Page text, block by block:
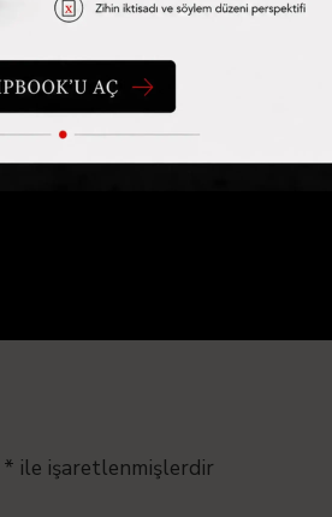
* ile işaretlenmişlerdir